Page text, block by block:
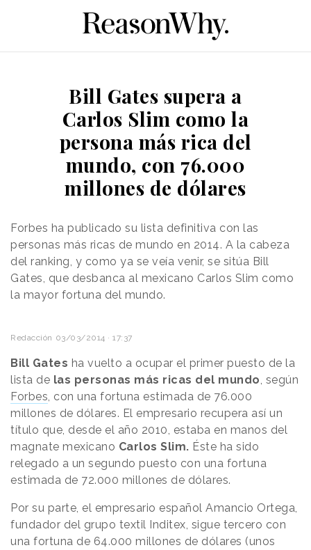
Bill Gates supera a
Carlos Slim como la
persona más rica del
mundo, con 76.000
millones de dólares
Forbes ha publicado su lista definitiva con las
personas más ricas de mundo en 2014. A la cabeza
del ranking, y como ya se veía venir, se sitúa Bill
Gates, que desbanca al mexicano Carlos Slim como
la mayor fortuna del mundo.
Redacción 03/03/2014 · 17:37
Bill Gates ha vuelto a ocupar el primer puesto de la
lista de las personas más ricas del mundo , según
Forbes , con una fortuna estimada de 76.000
millones de dólares. El empresario recupera así un
título que, desde el año 2010, estaba en manos del
magnate mexicano Carlos Slim. Éste ha sido
relegado a un segundo puesto con una fortuna
estimada de 72.000 millones de dólares.
Por su parte, el empresario español Amancio Ortega,
fundador del grupo textil Inditex, sigue tercero con
una fortuna de 64.000 millones de dólares (unos